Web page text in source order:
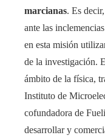
marcianas. Es
ante las
en esta misión
de la investigación.
ámbito de la física,
Instituto de
cofundadora de
desarrollar y